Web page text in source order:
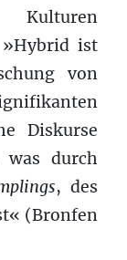
»Hybrid ist
von
Diskurse
was durch
, des
(Bronfen